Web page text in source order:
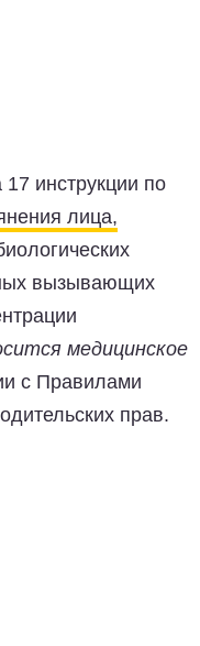
инструкции по
лица,
вызывающих
медицинское
с Правилами
прав.